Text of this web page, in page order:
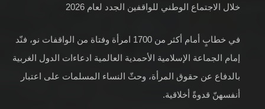
خلال الاجتماع الوطني للواقفين الجدد لعام 2026
في خطابٍ أمام أكثر من 1700 امرأة وفتاة من الواقفات نو، فنّد
إمام الجماعة الإسلامية الأحمدية العالمية ادعاءات الدول الغربية
بالدفاع عن حقوق المرأة، وحثّ النساء المسلمات على اعتبار
أنفسهنّ قدوةً أخلاقية.